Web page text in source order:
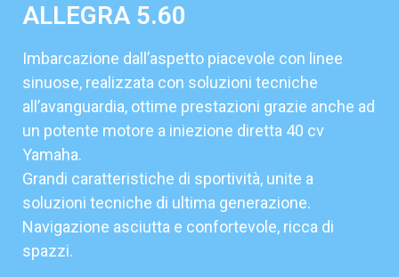
ALLEGRA 5.60
Imbarcazione dall’aspetto piacevole con linee
sinuose, realizzata con soluzioni tecniche
all’avanguardia, ottime prestazioni grazie anche ad
un potente motore a iniezione diretta 40 cv
Yamaha.
Grandi caratteristiche di sportività, unite a
soluzioni tecniche di ultima generazione.
Navigazione asciutta e confortevole, ricca di
spazzi.